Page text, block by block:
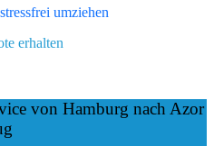
umziehen
erhalten
von Hamburg nach Azor